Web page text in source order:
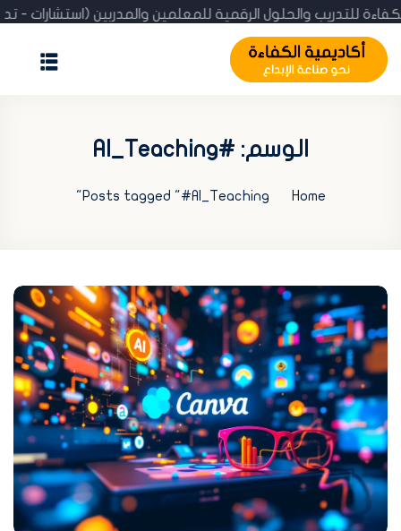
الكفاءة للتدريب والحلول الرقمية للمعلمين والمدربين
المدونة
تحقّق من الشهادة
تسجيل / اشتراك
الوسم: #AI_Teaching
Home
Posts tagged "#AI_Teaching"